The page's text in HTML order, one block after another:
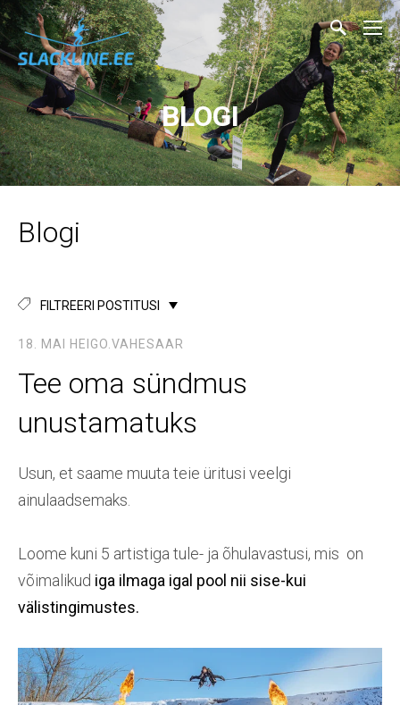
BLOGI
Blogi
FILTREERI POSTITUSI
18. MAI HEIGO.VAHESAAR
Tee oma sündmus
unustamatuks
Usun, et saame muuta teie üritusi veelgi
ainulaadsemaks.
Loome kuni 5 artistiga tule- ja õhulavastusi, mis on
võimalikud iga ilmaga igal pool nii sise-kui
välistingimustes.